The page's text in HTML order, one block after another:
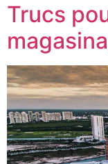
Trucs